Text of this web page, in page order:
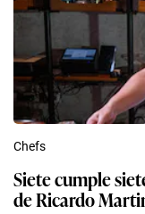
Chefs
Siete cumple
de Ricardo